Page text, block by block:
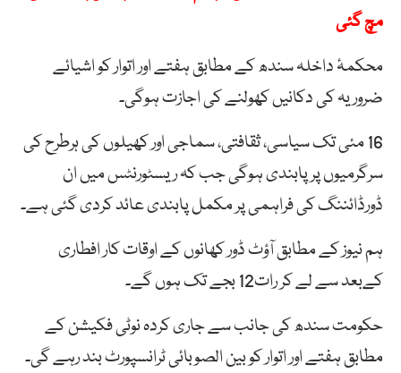
مچ گئی
محکمۂ داخلہ سندھ کے مطابق ہفتے اور اتوار کو اشیائے
ضروریہ کی دکانیں کھولنے کی اجازت ہوگی۔
16 مئی تک سیاسی، ثقافتی، سماجی اور کھیلوں کی ہرطرح کی
سرگرمیوں پرپابندی ہوگی جب کہ ریسٹورنٹس میں ان
ڈورڈائننگ کی فراہمی پر مکمل پابندی عائد کردی گئی ہے۔
ہم نیوز کے مطابق آؤٹ ڈور کھانوں کے اوقات کار افطاری
کےبعد سے لے کر رات12 بجے تک ہوں گے۔
حکومت سندھ کی جانب سے جاری کردہ نوٹی فکیشن کے
مطابق ہفتے اور اتوار کو بین الصوبائی ٹرانسپورٹ‌ بند رہے گی۔